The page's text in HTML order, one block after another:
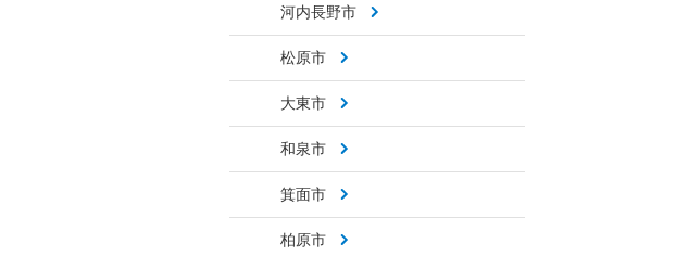
河内長野市
松原市
大東市
和泉市
箕面市
柏原市